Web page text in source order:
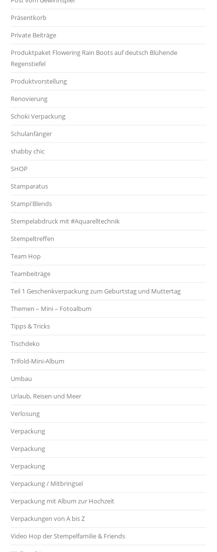
Präsentkorb
Private Beiträge
Produktpaket Flowering Rain Boots auf deutsch Blühende
Regenstiefel
Produktvorstellung
Renovierung
Schoki Verpackung
Schulanfänger
shabby chic
SHOP
Stamparatus
Stampi'Blends
Stempelabdruck mit #Aquarelltechnik
Stempeltreffen
Team Hop
Teambeiträge
Teil 1 Geschenkverpackung zum Geburtstag und Muttertag
Themen – Mini – Fotoalbum
Tipps & Tricks
Tischdeko
Trifold-Mini-Album
Umbau
Urlaub, Reisen und Meer
Verlosung
Verpackung
Verpackung
Verpackung
Verpackung / Mitbringsel
Verpackung mit Album zur Hochzeit
Verpackungen von A bis Z
Video Hop der Stempelfamilie & Friends